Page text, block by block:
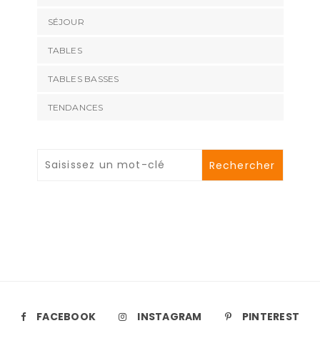
SÉJOUR
TABLES
TABLES BASSES
TENDANCES
FACEBOOK INSTAGRAM PINTEREST